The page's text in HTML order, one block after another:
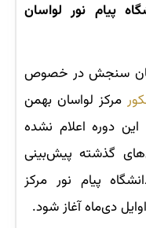
پیام نور لواسان
سنجش در خصوص
مرکز لواسان بهمن
این دوره اعلام نشده
گذشته پیش‌بینی
پیام نور مرکز